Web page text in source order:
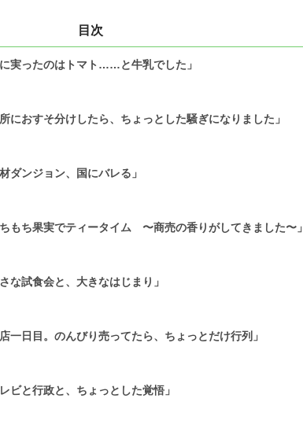
目次
実ったのはトマト……と牛乳でした」
におすそ分けしたら、ちょっとした騒ぎになりました」
ダンジョン、国にバレる」
もち果実でティータイム 〜商売の香りがしてきました〜」
な試食会と、大きなはじまり」
一日目。のんびり売ってたら、ちょっとだけ行列」
ビと行政と、ちょっとした覚悟」